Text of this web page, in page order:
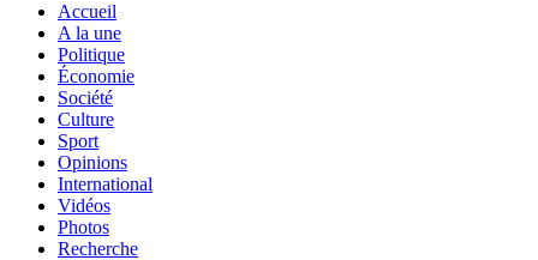
Accueil
A la une
Politique
Économie
Société
Culture
Sport
Opinions
International
Vidéos
Photos
Recherche